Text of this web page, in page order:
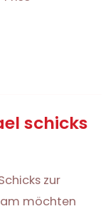
schicks
zur
möchten